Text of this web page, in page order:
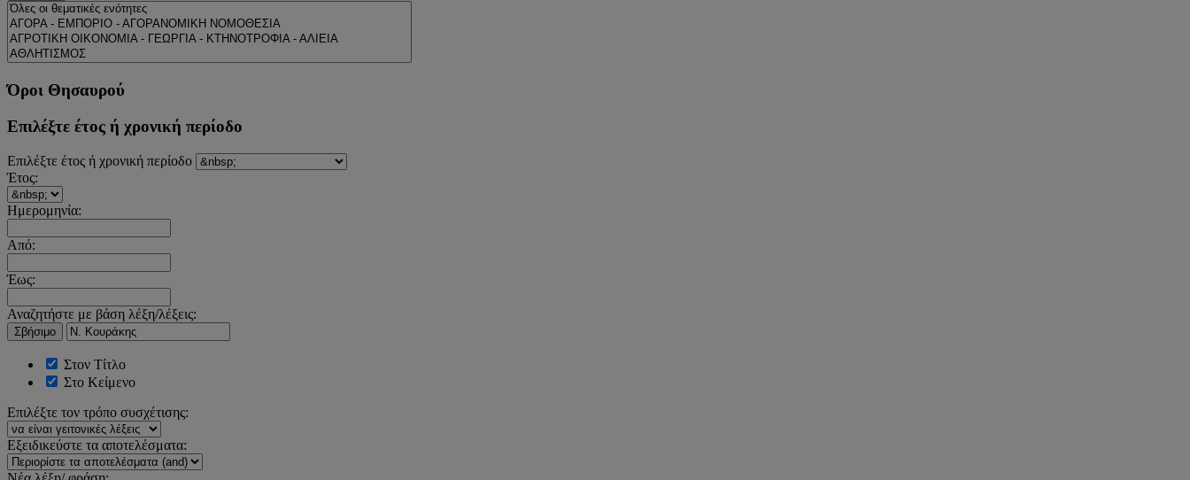
Όροι Θησαυρού
Επιλέξτε έτος ή χρονική περίοδο
Επιλέξτε έτος ή χρονική περίοδο
Έτος:
Ημερομηνία:
Από:
Έως:
Αναζητήστε με βάση λέξη/λέξεις:
Σβήσιμο
Στον Τίτλο
Στο Κείμενο
Επιλέξτε τον τρόπο συσχέτισης:
Εξειδικεύστε τα αποτελέσματα: